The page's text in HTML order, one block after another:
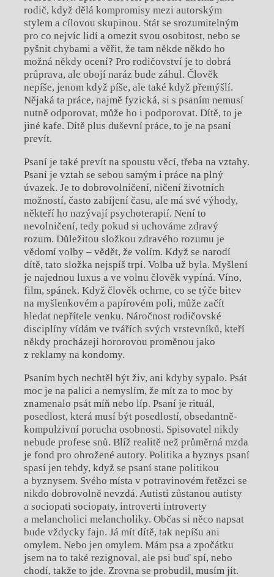
rodič, když dělá kompromisy mezi autorským
stylem a cílovou skupinou. Stát se srozumitelným
pro co nejvíc lidí a omezit svou osobitost, nebo se
pyšnit chybami a věřit, že tam někde někdo ho
možná někdy ocení? Pro rodičovství je to dobrá
průprava, ale obojí naráz bude záhul. Člověk
nepíše, jenom když píše, ale také když přemýšlí.
Nějaká ta práce, najmě fyzická, si s psaním nemusí
nutně odporovat, může ho i podporovat. Dítě, to je
jiné kafe. Dítě plus duševní práce, to je na psaní
prevít.
Psaní je také prevít na spoustu věcí, třeba na vztahy.
Psaní je vztah se sebou samým i práce na plný
úvazek. Je to dobrovolničení, ničení životních
možností, často zabíjení času, ale má své výhody,
někteří ho nazývají psychoterapií. Není to
nevolničení, tedy pokud si uchováme zdravý
rozum. Důležitou složkou zdravého rozumu je
vědomí volby – vědět, že volím. Když se narodí
dítě, tato složka nejspíš trpí. Volba už byla. Myšlení
je najednou luxus a ve volnu člověk vypíná. Víno,
film, spánek. Když člověk ochrne, co se týče bitev
na myšlenkovém a papírovém poli, může začít
hledat nepřítele venku. Náročnost rodičovské
disciplíny vídám ve tvářích svých vrstevníků, kteří
někdy procházejí hororovou proměnou jako
z reklamy na kondomy.
Psaním bych nechtěl být živ, ani kdyby sypalo. Psát
moc je na palici a nemyslím, že mít za to moc by
znamenalo psát míň nebo líp. Psaní je rituál,
posedlost, která musí být posedlostí, obsedantně-
kompulzivní porucha osobnosti. Spisovatel nikdy
nebude profese snů. Blíž realitě než průměrná mzda
je fond pro ohrožené autory. Politika a byznys psaní
spasí jen tehdy, když se psaní stane politikou
a byznysem. Svého místa v potravinovém řetězci se
nikdo dobrovolně nevzdá. Autisti zůstanou autisty
a sociopati sociopaty, introverti introverty
a melancholici melancholiky. Občas si něco napsat
bude vždycky fajn. Já mít dítě, tak nepíšu ani
omylem. Nebo jen omylem. Mám psa a zpočátku
jsem na to také rezignoval, ale psi buď spí, nebo
chodí, takže to jde. Zrovna se probudil, musím jít.